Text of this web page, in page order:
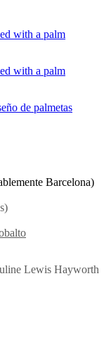
Barcelona)
Lewis Hayworth